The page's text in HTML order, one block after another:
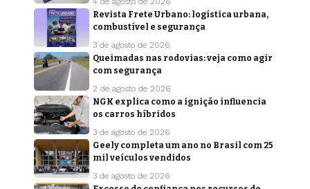
Revista Frete Urbano: logística urbana,
combustível e segurança
3 de agosto de 2026
Queimadas nas rodovias: veja como agir
com segurança
2 de agosto de 2026
NGK explica como a ignição influencia
os carros híbridos
3 de agosto de 2026
Geely completa um ano no Brasil com 25
mil veículos vendidos
3 de agosto de 2026